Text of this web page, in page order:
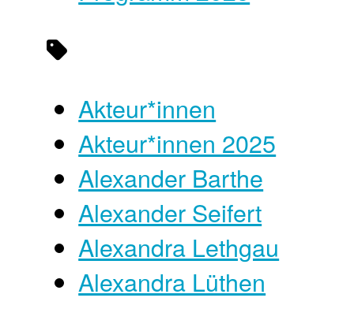
Akteur*innen
Akteur*innen 2025
Alexander Barthe
Alexander Seifert
Alexandra Lethgau
Alexandra Lüthen